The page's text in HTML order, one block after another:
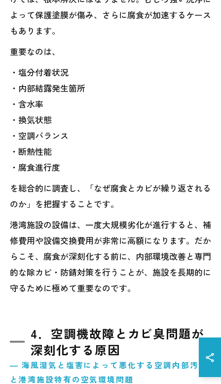
よって保護塗膜が傷み、さらに腐食が加速するケース
もあります。
重要なのは、
・塩分付着状況
・内部結露発生箇所
・含水率
・換気状態
・空調バランス
・断熱性能
・腐食進行度
を総合的に調査し、「なぜ腐食とカビが繰り返される
のか」を把握することです。
港湾施設の設備は、一度大規模劣化が進行すると、補
修費用や設備交換費用が非常に高額になります。だか
らこそ、腐食が深刻化する前に、内部環境改善と専門
的な除カビ・防錆対策を行うことが、施設を長期的に
守るために極めて重要なのです。
4．空調機故障とカビ臭問題が
深刻化する原因
― 海風湿気と塩害によって悪化する空調内部汚染
と港湾施設特有の空気環境問題